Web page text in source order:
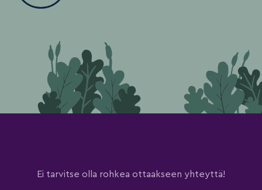
Ei tarvitse olla rohkea ottaakseen yhteyttä!